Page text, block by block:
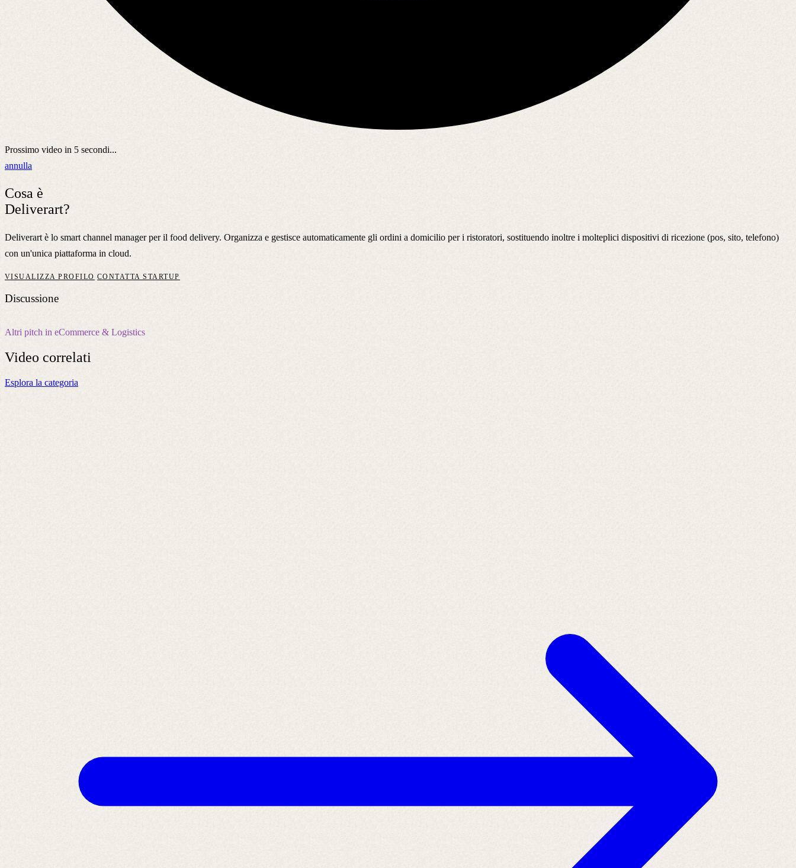
Prossimo video in 5 secondi...
annulla
Cosa è
Deliverart?
Deliverart è lo smart channel manager per il food delivery. Organizza e gestisce automaticamente gli ordini a domicilio per i ristoratori, sostituendo inoltre i molteplici dispositivi di ricezione (pos, sito, telefono)
con un'unica piattaforma in cloud.
VISUALIZZA PROFILO CONTATTA STARTUP
Discussione
Altri pitch in eCommerce & Logistics
Video correlati
Esplora la categoria